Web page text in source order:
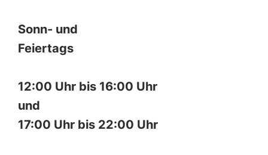
Sonn- und
Feiertags
12:00 Uhr bis 16:00 Uhr
und
17:00 Uhr bis 22:00 Uhr